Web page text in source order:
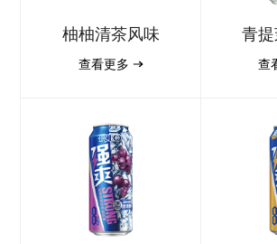
柚柚清茶风味
查看更多
青
查